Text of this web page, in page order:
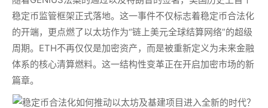
稳定币监管框架正式落地。这一事件不仅标志着稳定币合法化
的开端，更点燃了以太坊作为“链上美元全球结算网络”的超级
周期。ETH不再仅仅是加密资产，而是被重新定义为未来金融
体系的核心清算燃料。这一结构性变革正在开启加密市场的新
篇章。